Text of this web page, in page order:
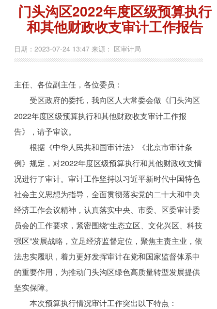
门头沟区2022年度区级预算执行
和其他财政收支审计工作报告
日期：2023-07-24 13:47 来源： 区审计局
主任、各位副主任，各位委员：
受区政府的委托，我向区人大常委会做《门头沟区
2022年度区级预算执行和其他财政收支审计工作报
告》，请予审议。
根据《中华人民共和国审计法》《北京市审计条
例》规定，对2022年度区级预算执行和其他财政收支情
况进行了审计。审计工作坚持以习近平新时代中国特色
社会主义思想为指导，全面贯彻落实党的二十大和中央
经济工作会议精神，认真落实中央、市委、区委审计委
员会的工作要求，紧密围绕“生态立区、文化兴区、科技
强区”发展战略，立足经济监督定位，聚焦主责主业，依
法忠实履职，着力更好发挥审计在党和国家监督体系中
的重要作用，为推动门头沟区绿色高质量转型发展提供
坚实保障。
本次预算执行情况审计工作突出以下特点：